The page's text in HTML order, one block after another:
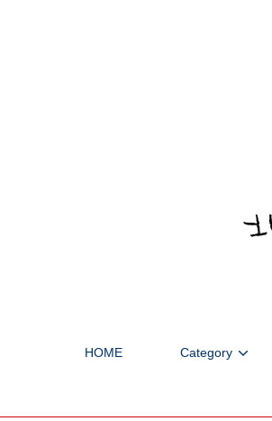
HOME Category